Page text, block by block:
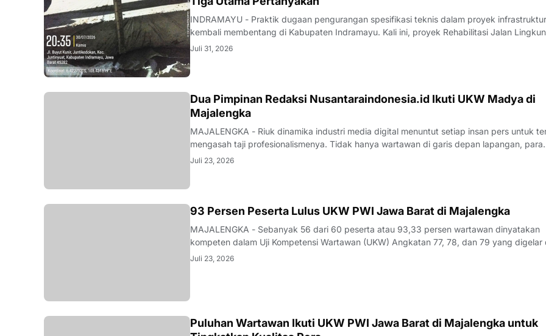
INDRAMAYU - Praktik dugaan pengurangan spesifikasi teknis dalam proyek
kembali membentang di Kabupaten Indramayu. Kali ini, proyek Rehabilitasi Jalan
Desa Juntikedokan I, Kecamatan Juntinyuat, berada di bawah sorotan tajam lantaran
Juli 31, 2026
Dua Pimpinan Redaksi Nusantaraindonesia.id Ikuti UKW Madya di
Majalengka
MAJALENGKA - Riuk dinamika industri media digital menuntut setiap insan pers untuk
mengasah taji profesionalismenya. Tidak hanya wartawan di garis depan lapangan, para
nakhoda redaksi pun merasa perlu kembali bercermin dan menguji kapasitas diri demi
Juli 23, 2026
93 Persen Peserta Lulus UKW PWI Jawa Barat di Majalengka
MAJALENGKA - Sebanyak 56 dari 60 peserta atau 93,33 persen wartawan dinyatakan
kompeten dalam Uji Kompetensi Wartawan (UKW) Angkatan 77, 78, dan 79 yang digelar
Majalengka pada 22–23 Juli 2026.Penguji UKW, Rita, menyampaikan hasil evaluasi akhir
Juli 23, 2026
Puluhan Wartawan Ikuti UKW PWI Jawa Barat di Majalengka untuk